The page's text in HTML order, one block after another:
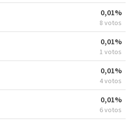
0,01%
8 votos
0,01%
1 votos
0,01%
4 votos
0,01%
6 votos